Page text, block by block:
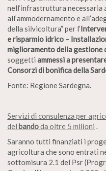
nell’infrastruttura necessaria
all’ammodernamento e
della silvicoltura” per l’
e risparmio idrico –
miglioramento della gestione
soggetti ammessi a
Consorzi di bonifica della
Fonte: Regione Sardegna.
Servizi di consulenza per
del bandoda oltre 5 milioni .
Saranno tutti finanziati i
agricoltura che sono entrati
sottomisura 2.1 del Psr